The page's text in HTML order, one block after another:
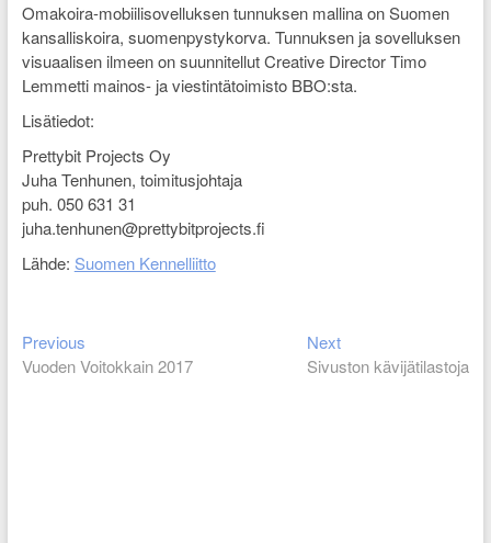
Omakoira-mobiilisovelluksen tunnuksen mallina on Suomen
kansalliskoira, suomenpystykorva. Tunnuksen ja sovelluksen
visuaalisen ilmeen on suunnitellut Creative Director Timo
Lemmetti mainos- ja viestintätoimisto BBO:sta.
Lisätiedot:
Prettybit Projects Oy
Juha Tenhunen, toimitusjohtaja
puh. 050 631 31
juha.tenhunen@prettybitprojects.fi
Lähde: Suomen Kennelliitto
Artikkelien
selaus
PreviousPrevious
post:
Vuoden Voitokkain 2017
NextNext
post:
Sivuston kävijätilastoja